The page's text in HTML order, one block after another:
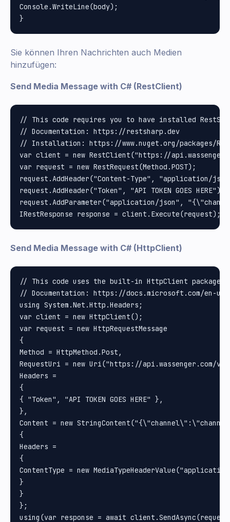
Console.WriteLine(body);
Sie können Ihren Nachrichten auch Medien
hinzufügen:
Send Media Message with C# (RestClient)
// This code requires you to have installed
// Documentation: https://restsharp.dev
// Installation: https://www.nuget.org/packages/
var client = new RestClient("https://
var request = new RestRequest(Method.POST);
request.AddHeader("Content-Type", "application/
request.AddHeader("Token", "API TOKEN GOES HERE");
request.AddParameter("application/json",
Send Media Message with C# (HttpClient)
// This code uses the built-in HttpClient package in
// Documentation: https://docs.microsoft.com/en-
using System.Net.Http.Headers;
var client = new HttpClient();
var request = new HttpRequestMessage
{
Method = HttpMethod.Post,
RequestUri = new Uri("https://api.wassenger.com/
Headers =
{
{ "Token", "API TOKEN GOES HERE" },
},
Content = new
{
Headers =
{
ContentType = new
}
}
};
using(var response = await